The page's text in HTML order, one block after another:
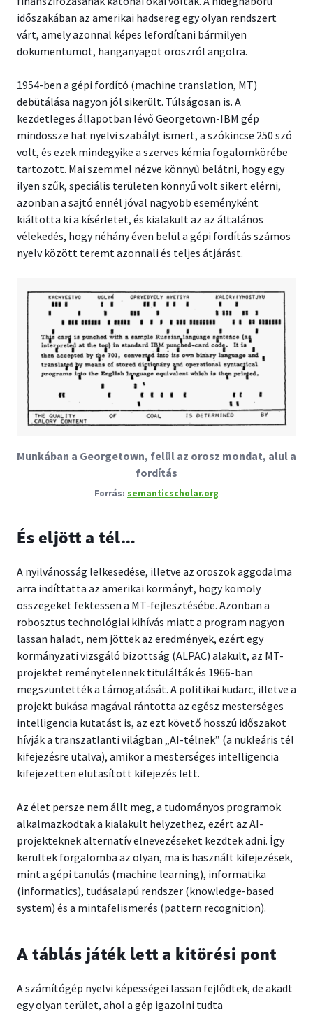
időszakában az amerikai hadsereg egy olyan rendszert
várt, amely azonnal képes lefordítani bármilyen
dokumentumot, hanganyagot oroszról angolra.
1954-ben a gépi fordító (machine translation, MT)
debütálása nagyon jól sikerült. Túlságosan is. A
kezdetleges állapotban lévő Georgetown-IBM gép
mindössze hat nyelvi szabályt ismert, a szókincse 250 szó
volt, és ezek mindegyike a szerves kémia fogalomkörébe
tartozott. Mai szemmel nézve könnyű belátni, hogy egy
ilyen szűk, speciális területen könnyű volt sikert elérni,
azonban a sajtó ennél jóval nagyobb eseményként
kiáltotta ki a kísérletet, és kialakult az az általános
vélekedés, hogy néhány éven belül a gépi fordítás számos
nyelv között teremt azonnali és teljes átjárást.
Munkában a Georgetown, felül az orosz mondat, alul a
fordítás
semanticscholar.org
És eljött a tél…
A nyilvánosság lelkesedése, illetve az oroszok aggodalma
arra indíttatta az amerikai kormányt, hogy komoly
összegeket fektessen a MT-fejlesztésébe. Azonban a
robosztus technológiai kihívás miatt a program nagyon
lassan haladt, nem jöttek az eredmények, ezért egy
kormányzati vizsgáló bizottság (ALPAC) alakult, az MT-
projektet reménytelennek titulálták és 1966-ban
megszüntették a támogatását. A politikai kudarc, illetve a
projekt bukása magával rántotta az egész mesterséges
intelligencia kutatást is, az ezt követő hosszú időszakot
hívják a transzatlanti világban „AI-télnek” (a nukleáris tél
kifejezésre utalva), amikor a mesterséges intelligencia
kifejezetten elutasított kifejezés lett.
Az élet persze nem állt meg, a tudományos programok
alkalmazkodtak a kialakult helyzethez, ezért az AI-
projekteknek alternatív elnevezéseket kezdtek adni. Így
kerültek forgalomba az olyan, ma is használt kifejezések,
mint a gépi tanulás (machine learning), informatika
(informatics), tudásalapú rendszer (knowledge-based
system) és a mintafelismerés (pattern recognition).
A táblás játék lett a kitörési pont
A számítógép nyelvi képességei lassan fejlődtek, de akadt
egy olyan terület, ahol a gép igazolni tudta